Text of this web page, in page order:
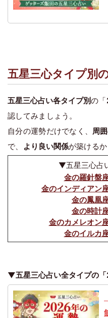
五星三心タイプ別
五星三心占い各タイプ別の「
認してみましょう。
自分の運勢だけでなく、 周
で、
より良い関係が築けるか
▼五星三心占
金の羅針盤
金のインディアン
金の鳳凰
金の時計
金のカメレオン
金のイルカ
▼五星三心占い全タイプの